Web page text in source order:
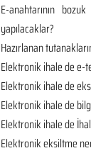
E-anahtarının
yapılacaklar?
Hazırlanan
Elektronik ihale de
Elektronik ihale de
Elektronik ihale de
Elektronik ihale de
Elektronik eksiltme